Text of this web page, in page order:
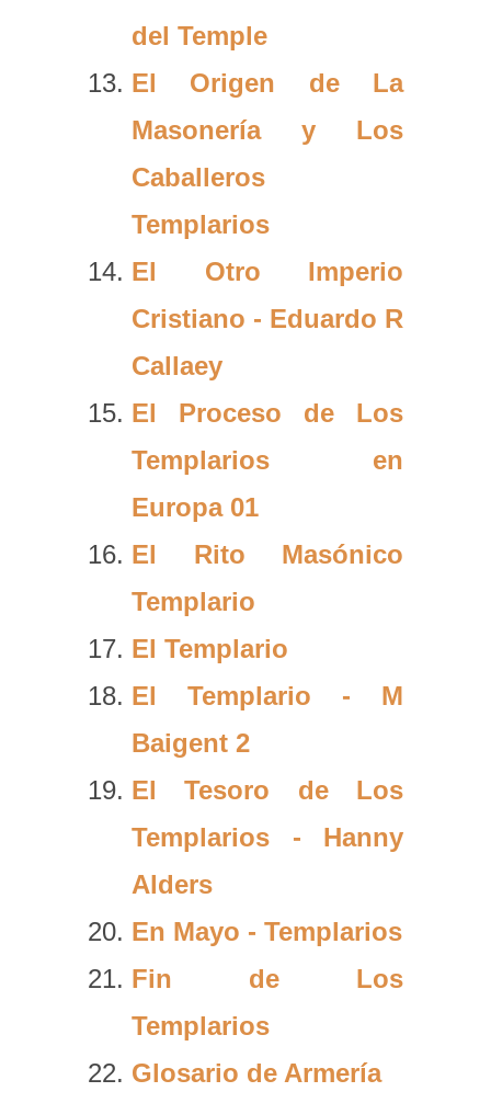
del Temple
El Origen de La
Masonería y Los
Caballeros
Templarios
El Otro Imperio
Cristiano - Eduardo R
Callaey
El Proceso de Los
Templarios en
Europa 01
El Rito Masónico
Templario
El Templario
El Templario - M
Baigent 2
El Tesoro de Los
Templarios - Hanny
Alders
En Mayo - Templarios
Fin de Los
Templarios
Glosario de Armería